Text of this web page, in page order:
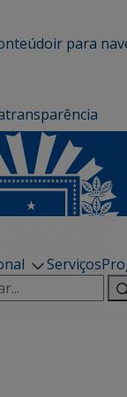
ir para
transparência
Serviços